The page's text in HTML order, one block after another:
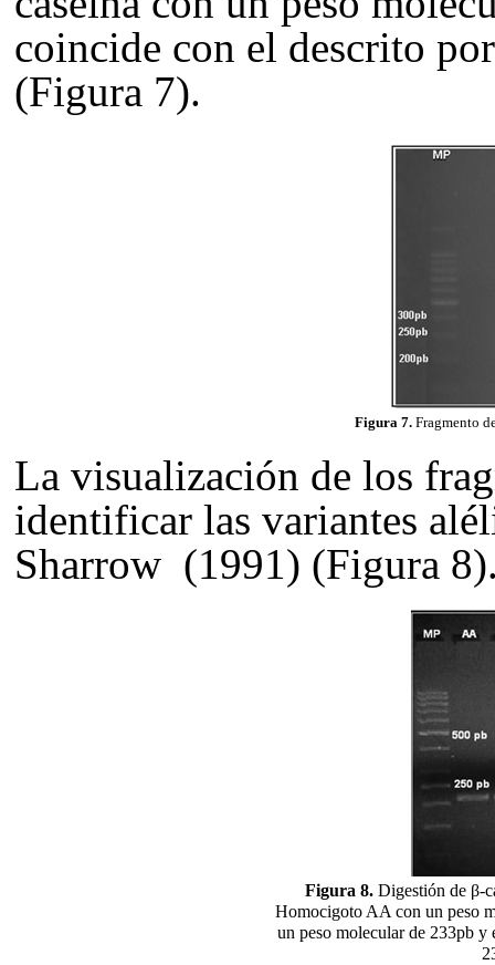
coincide con el descrito
(Figura 7).
Figura 7.Fragmento
La visualización de los
identificar las variantes
Sharrow (1991) (Figura 8
Figura 8. Digestión de β-
Homocigoto AA con un peso
un peso molecular de 233pb